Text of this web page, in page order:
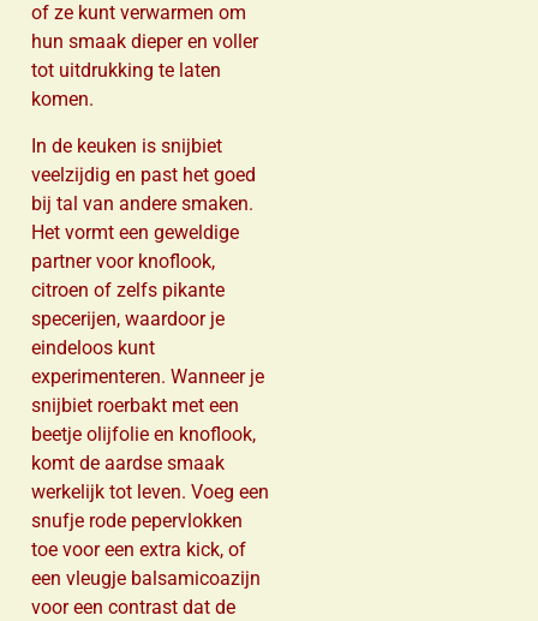
of ze kunt verwarmen om
hun smaak dieper en voller
tot uitdrukking te laten
komen.
In de keuken is snijbiet
veelzijdig en past het goed
bij tal van andere smaken.
Het vormt een geweldige
partner voor knoflook,
citroen of zelfs pikante
specerijen, waardoor je
eindeloos kunt
experimenteren. Wanneer je
snijbiet roerbakt met een
beetje olijfolie en knoflook,
komt de aardse smaak
werkelijk tot leven. Voeg een
snufje rode pepervlokken
toe voor een extra kick, of
een vleugje balsamicoazijn
voor een contrast dat de